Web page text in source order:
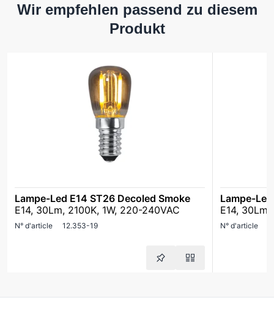
Wir empfehlen passend zu diesem
Produkt
Lampe-Led E14 ST26 Decoled Smoke
E14, 30Lm, 2100K, 1W, 220-240VAC
N° d'article 12.353-19
Lampe-
E14,
N° d'article